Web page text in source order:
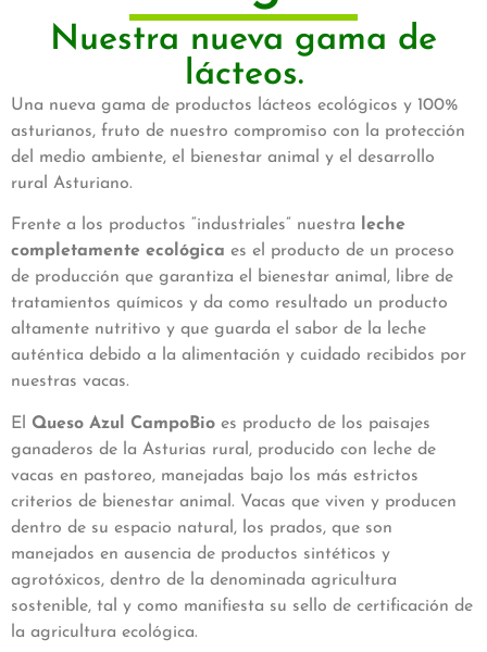
Nuestra nueva gama de
lácteos.
Una nueva gama de productos lácteos ecológicos y 100%
asturianos, fruto de nuestro compromiso con la protección
del medio ambiente, el bienestar animal y el desarrollo
rural Asturiano.
Frente a los productos “industriales” nuestra leche
completamente ecológica es el producto de un proceso
de producción que garantiza el bienestar animal, libre de
tratamientos químicos y da como resultado un producto
altamente nutritivo y que guarda el sabor de la leche
auténtica debido a la alimentación y cuidado recibidos por
nuestras vacas.
El Queso Azul CampoBio es producto de los paisajes
ganaderos de la Asturias rural, producido con leche de
vacas en pastoreo, manejadas bajo los más estrictos
criterios de bienestar animal. Vacas que viven y producen
dentro de su espacio natural, los prados, que son
manejados en ausencia de productos sintéticos y
agrotóxicos, dentro de la denominada agricultura
sostenible, tal y como manifiesta su sello de certificación de
la agricultura ecológica.